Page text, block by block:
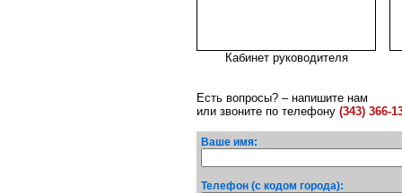
Кабинет руководителя
Есть вопросы? – напишите нам
или звоните по телефону (343) 366-
Ваше имя:
Телефон (с кодом города):